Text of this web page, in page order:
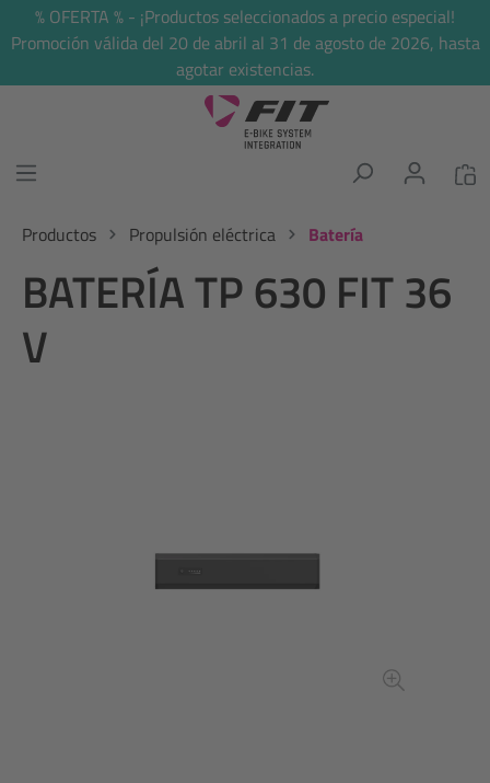
principal
% OFERTA % - ¡Productos seleccionados a precio especial!
Promoción válida del 20 de abril al 31 de agosto de 2026, hasta
agotar existencias.
Productos Propulsión eléctrica Batería
BATERÍA TP 630 FIT 36
V